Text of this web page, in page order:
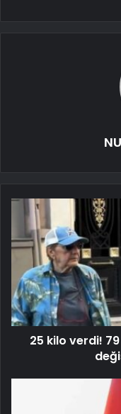
25 kilo verdi!